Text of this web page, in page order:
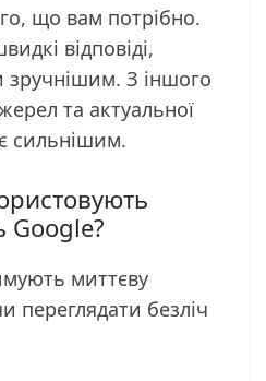
що вам потрібно.
відповіді,
зручнішим. З іншого
та актуальної
сильнішим.
Google?
миттєву
переглядати безліч